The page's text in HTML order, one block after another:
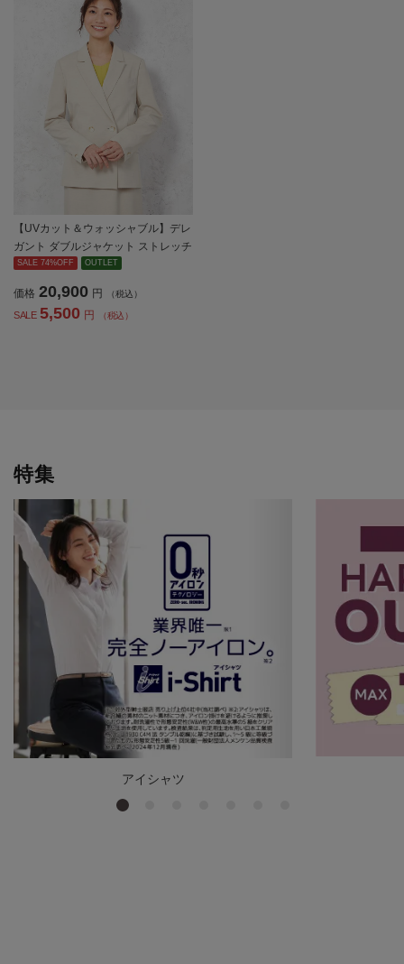
【UVカット＆ウォッシャブル】デレ
ガント ダブルジャケット ストレッチ
無地 SOFFICE 【レディース】
SALE 74%OFF OUTLET
価格 20,900 円 （税込）
SALE 5,500 円 （税込）
特集
アイシャツ